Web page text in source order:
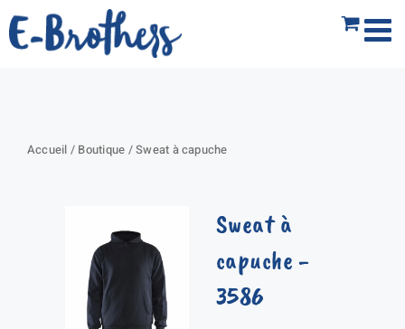
Passer
au
Accueil / Boutique /Sweat à capuche
Sweat à
capuche -
3586